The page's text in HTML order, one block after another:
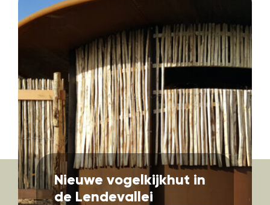
Nieuwe vogelkijkhut in
de Lendevallei